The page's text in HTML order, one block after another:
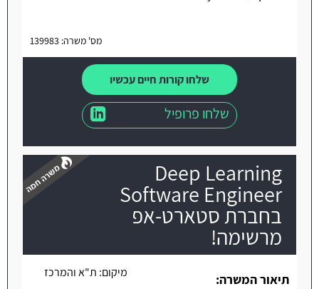
מס' משרה: 139983
שלחו קורות חיים עכשיו
שלחו פרופיל
Deep Learning
Software Engineer
בחברת סטארט-אפ
מרשימה!
מיקום: ת"א והמרכז
תיאור המשרה: